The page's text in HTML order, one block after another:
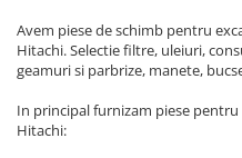
Bobina 28V
Relee 48V
Contact 5 pozitii
Contactor 36V
Senzori de greutate
Piese Macmoter
Piese Lugli
Piese Menzi Muck
Piese Mustang
Avem piese de schimb pentru
Hitachi. Selectie filtre, uleiuri,
geamuri si parbrize, manete,
In principal furnizam piese
Hitachi: